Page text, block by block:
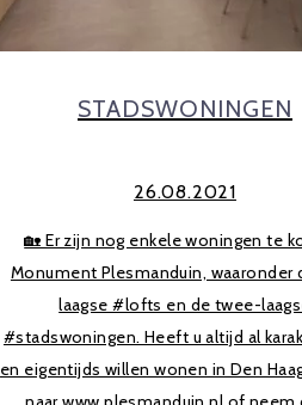
STADSWONINGEN
26.08.2021
🏡 Er zijn nog enkele woningen te
Monument Plesmanduin, waaronder
laagse #lofts en de twee-
#stadswoningen. Heeft u altijd al
en eigentijds willen wonen in Den